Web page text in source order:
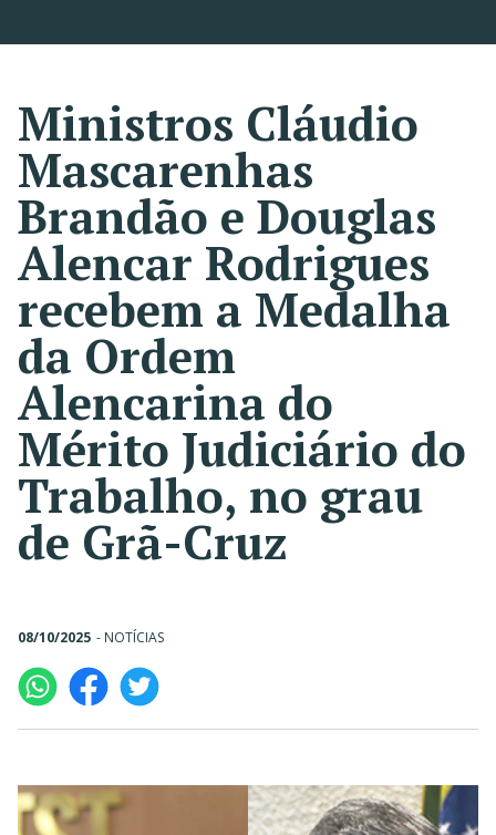
Ministros Cláudio
Mascarenhas
Brandão e Douglas
Alencar Rodrigues
recebem a Medalha
da Ordem
Alencarina do
Mérito Judiciário do
Trabalho, no grau
de Grã-Cruz
08/10/2025 - NOTÍCIAS